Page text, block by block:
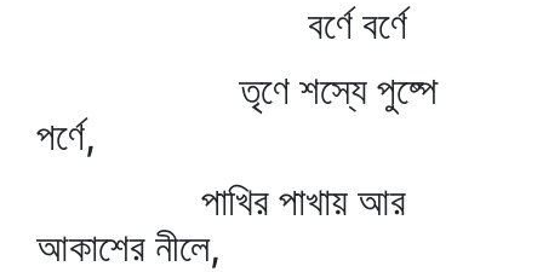
বর্ণে বর্ণে
তৃণে শস্যে পুষ্পে
পর্ণে,
পাখির পাখায় আর
আকাশের নীলে,